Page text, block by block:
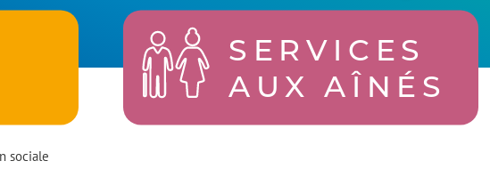
SERVICES
AUX AÎNÉS
sociale